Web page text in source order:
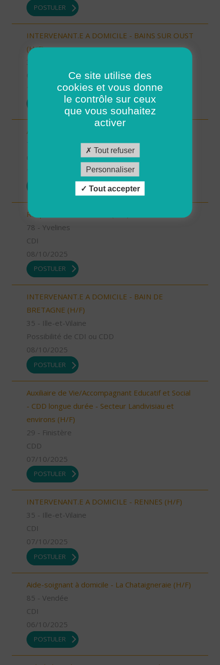
POSTULER
INTERVENANT.E A DOMICILE - BAINS SUR OUST
(H/F)
10/10/2025
POSTULER
Auxiliaire de vie sociale - Randens (73220) (H/F)
Responsable de secteur (H/F)
78 - Yvelines
CDI
08/10/2025
POSTULER
INTERVENANT.E A DOMICILE - BAIN DE
BRETAGNE (H/F)
35 - Ille-et-Vilaine
Possibilité de CDI ou CDD
08/10/2025
POSTULER
Auxiliaire de Vie/Accompagnant Educatif et Social
- CDD longue durée - Secteur Landivisiau et
environs (H/F)
29 - Finistère
CDD
07/10/2025
POSTULER
INTERVENANT.E A DOMICILE - RENNES (H/F)
35 - Ille-et-Vilaine
CDI
07/10/2025
POSTULER
Aide-soignant à domicile - La Chataigneraie (H/F)
85 - Vendée
CDI
06/10/2025
POSTULER
Ce site utilise des
cookies et vous donne
le contrôle sur ceux
que vous souhaitez
activer
Tout refuser
Personnaliser
Tout accepter